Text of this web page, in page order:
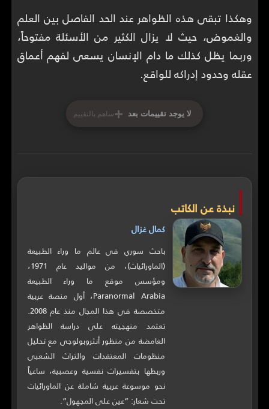
وهكذا تبقى هذه الظواهر عند الحد الفاصل بين العلم
والغموض، حيث لا يزال الكثير من الأسئلة مفتوحاً،
وربما يظل كذلك ما دام الإنسان يسعى لفهم أعماق
عقله وحدود إدراكه للواقع.
لا يوجد تقييمات بعد +ساهم بالتقييم
نبذة عن الكاتب
كمال غزال
باحث سوري في عالم ما وراء الطبيعة
(الماورائيات)، من مواليد عام 1971،
ومؤسس موقع ما وراء الطبيعة
Paranormal Arabia، أول منصة عربية
متخصصة في هذا المجال منذ عام 2008.
تعتمد منهجيته على دراسة الظواهر
الغامضة من منظور أنثروبولوجي مع تحليل
منظومات المعتقدات والتراث الشعبي
وربطها بتفسيرات نفسية وعصبية، ساعياً
نحو موسوعة عربية شاملة عن الماورائيات
تحت شعار: “عين على المجهول”.